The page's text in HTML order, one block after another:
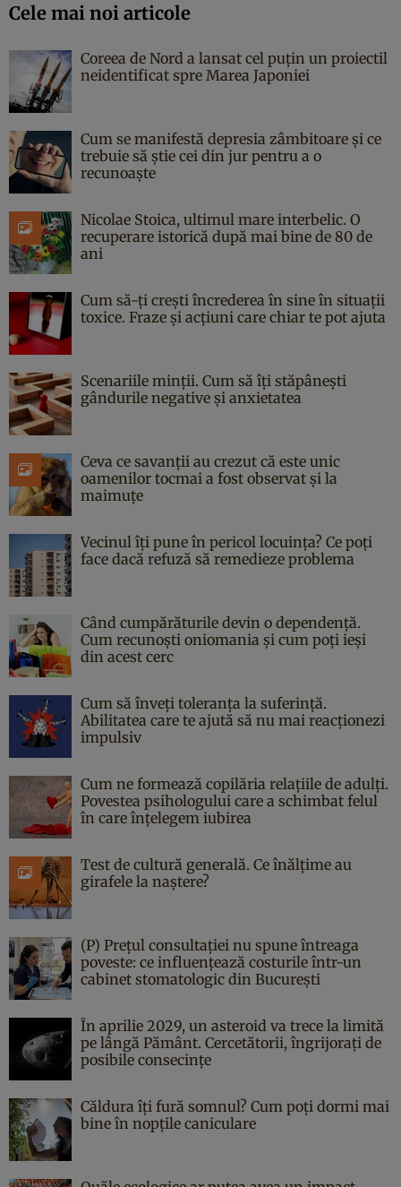
Cele mai noi articole
Coreea de Nord a lansat cel puțin un proiectil
neidentificat spre Marea Japoniei
Cum se manifestă depresia zâmbitoare și ce
trebuie să știe cei din jur pentru a o
recunoaște
Nicolae Stoica, ultimul mare interbelic. O
recuperare istorică după mai bine de 80 de
ani
Cum să-ți crești încrederea în sine în situații
toxice. Fraze și acțiuni care chiar te pot ajuta
Scenariile minții. Cum să îți stăpânești
gândurile negative și anxietatea
Ceva ce savanții au crezut că este unic
oamenilor tocmai a fost observat și la
maimuțe
Vecinul îți pune în pericol locuința? Ce poți
face dacă refuză să remedieze problema
Când cumpărăturile devin o dependență.
Cum recunoști oniomania și cum poți ieși
din acest cerc
Cum să înveți toleranța la suferință.
Abilitatea care te ajută să nu mai reacționezi
impulsiv
Cum ne formează copilăria relațiile de adulți.
Povestea psihologului care a schimbat felul
în care înțelegem iubirea
Test de cultură generală. Ce înălțime au
girafele la naștere?
(P) Prețul consultației nu spune întreaga
poveste: ce influențează costurile într-un
cabinet stomatologic din București
În aprilie 2029, un asteroid va trece la limită
pe lângă Pământ. Cercetătorii, îngrijorați de
posibile consecințe
Căldura îți fură somnul? Cum poți dormi mai
bine în nopțile caniculare